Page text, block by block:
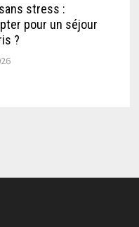
stress :
pour un séjour
?